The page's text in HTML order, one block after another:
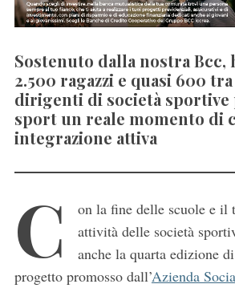
Sostenuto dalla nostra Bcc,
2.500 ragazzi e quasi 600
dirigenti di società sportive
sport un reale momento di
integrazione attiva
C
on la fine delle scuole e il
attività delle società
anche la quarta edizione
progetto promosso dall’Azienda